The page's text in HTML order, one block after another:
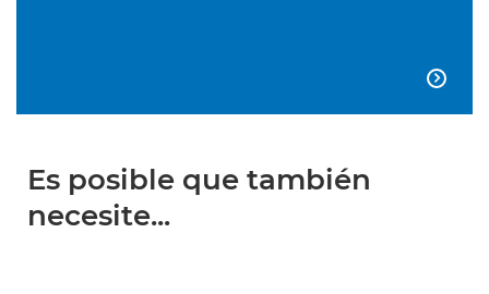

Es posible que también
necesite...